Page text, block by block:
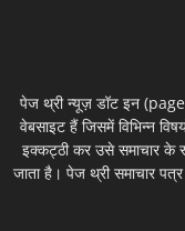
पेज थ्री न्यूज़ डॉट इन
वेबसाइट हैं जिसमें विभिन्न
इक्कट्ठी कर उसे समाचार के रूप
जाता है। पेज थ्री समाचार